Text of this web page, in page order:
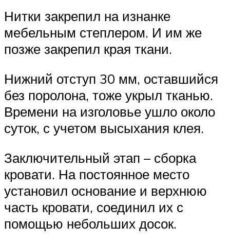
Нитки закрепил на изнанке
мебельным степлером. И им же
позже закрепил края ткани.
Нижний отступ 30 мм, оставшийся
без поролона, тоже укрыл тканью.
Времени на изголовье ушло около
суток, с учетом высыхания клея.
Заключительный этап – сборка
кровати. На постоянное место
установил основание и верхнюю
часть кровати, соединил их с
помощью небольших досок.